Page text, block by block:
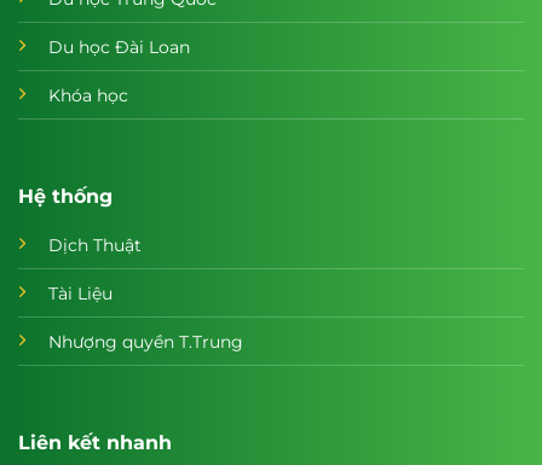
Du học Đài Loan
Khóa học
Hệ thống
Dịch Thuật
Tài Liệu
Nhượng quyền T.Trung
Liên kết nhanh